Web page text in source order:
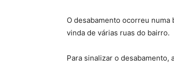
O desabamento ocorreu
vinda de várias ruas do bairro.
Para sinalizar o